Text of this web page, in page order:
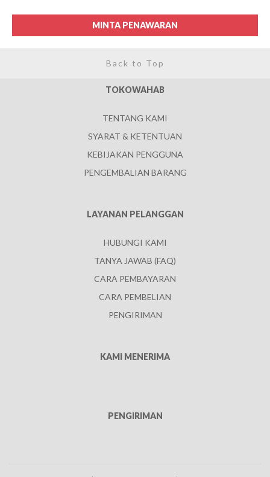
MINTA PENAWARAN
Back to Top
TOKOWAHAB
TENTANG KAMI
SYARAT & KETENTUAN
KEBIJAKAN PENGGUNA
PENGEMBALIAN BARANG
LAYANAN PELANGGAN
HUBUNGI KAMI
TANYA JAWAB (FAQ)
CARA PEMBAYARAN
CARA PEMBELIAN
PENGIRIMAN
KAMI MENERIMA
PENGIRIMAN